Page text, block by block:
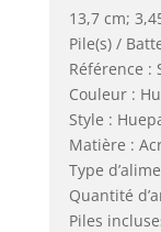
13,7 cm;
Pile(s) /
Référence :
Couleur :
Style :
Matière :
Type
Quantité
Piles